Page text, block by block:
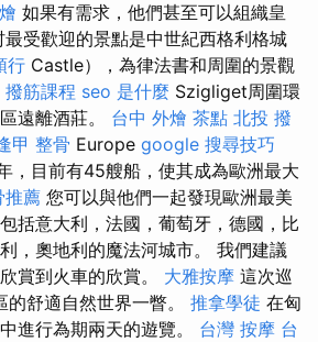
如果有需求，他們甚至可以組織皇
受歡迎的景點是中世紀西格利格城
行 Castle），為律法書和周圍的景觀
撥筋課程 seo 是什麼 Szigliget周圍環
遠離酒莊。 台中 外燴 茶點 北投 撥
甲 整骨 Europe google 搜尋技巧
，目前有45艘船，使其成為歐洲最大
推薦 您可以與他們一起發現歐洲最美
括意大利，法國，葡萄牙，德國，比
，奧地利的魔法河城市。 我們建議
賞到火車的欣賞。 大雅按摩 這次巡
舒適自然世界一瞥。 推拿學徒 在匈
進行為期兩天的遊覽。 台灣 按摩 台